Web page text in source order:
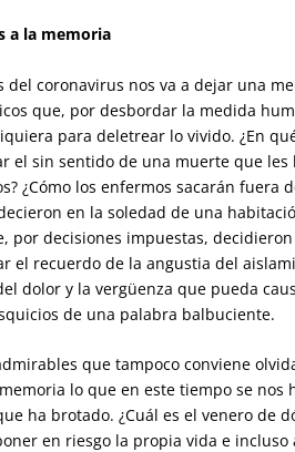
a la memoria
del coronavirus nos va a dejar una
que, por desbordar la medida
para deletrear lo vivido. ¿En
el sin sentido de una muerte que les
¿Cómo los enfermos sacarán fuera
en la soledad de una
decisiones impuestas,
el recuerdo de la angustia del
dolor y la vergüenza que pueda
de una palabra balbuciente.
que tampoco conviene
lo que en este tiempo se nos
ha brotado. ¿Cuál es el venero de
en riesgo la propia vida e incluso